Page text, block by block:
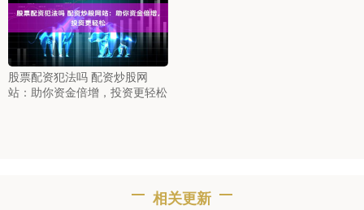
股票配资犯法吗 配资炒股网
站：助你资金倍增，投资更轻松
相关更新